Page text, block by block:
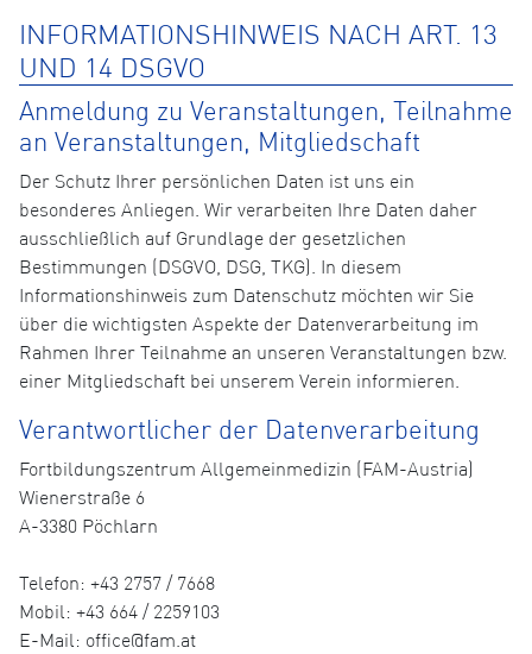
INFORMATIONSHINWEIS NACH ART. 13
UND 14 DSGVO
Anmeldung zu Veranstaltungen, Teilnahme
an Veranstaltungen, Mitgliedschaft
Der Schutz Ihrer persönlichen Daten ist uns ein
besonderes Anliegen. Wir verarbeiten Ihre Daten daher
ausschließlich auf Grundlage der gesetzlichen
Bestimmungen (DSGVO, DSG, TKG). In diesem
Informationshinweis zum Datenschutz möchten wir Sie
über die wichtigsten Aspekte der Datenverarbeitung im
Rahmen Ihrer Teilnahme an unseren Veranstaltungen bzw.
einer Mitgliedschaft bei unserem Verein informieren.
Verantwortlicher der Datenverarbeitung
Fortbildungszentrum Allgemeinmedizin (FAM-Austria)
Wienerstraße 6
A-3380 Pöchlarn
Telefon: +43 2757 / 7668
Mobil: +43 664 / 2259103
E-Mail: office@fam.at